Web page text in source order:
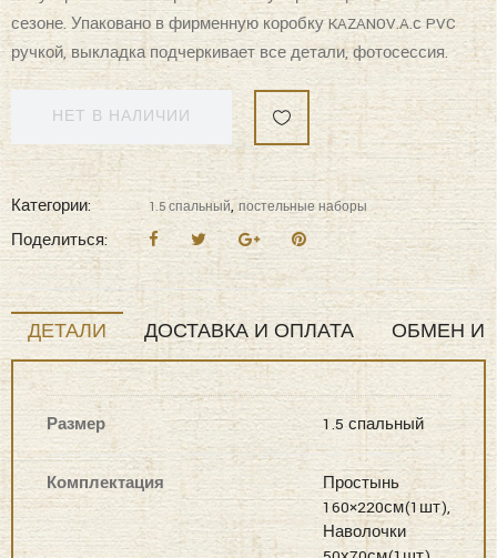
ручкой, выкладка подчеркивает все детали, фотосессия.
НЕТ В НАЛИЧИИ
Категории: 1.5 спальный постельные наборы
Поделиться:
ДЕТАЛИ ДОСТАВКА И ОПЛАТА ОБМЕН И
Размер 1.5 спальный
Комплектация
Простынь
160×220см(1шт),
Наволочки
50х70см(1шт),
70х70см(1шт),